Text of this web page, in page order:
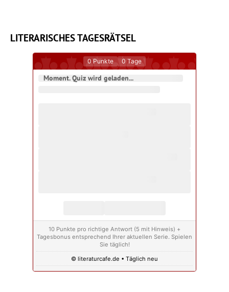
LITERARISCHES TAGESRÄTSEL
0 Punkte 0 Tage
Moment. Quiz wird geladen...
10 Punkte pro richtige Antwort (5 mit Hinweis) +
Tagesbonus entsprechend Ihrer aktuellen Serie. Spielen
Sie täglich!
© literaturcafe.de • Täglich neu